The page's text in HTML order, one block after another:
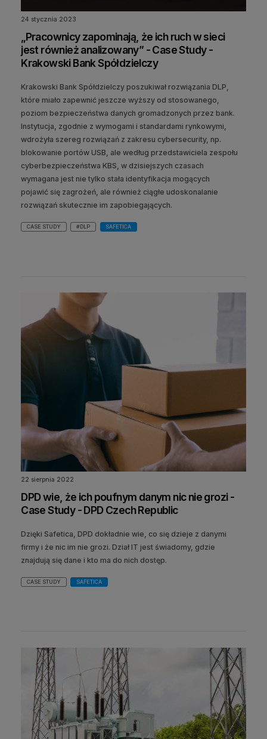
24 stycznia 2023
„Pracownicy zapominają, że ich ruch w sieci
jest również analizowany” - Case Study -
Krakowski Bank Spółdzielczy
Krakowski Bank Spółdzielczy poszukiwał rozwiązania DLP,
które miało zapewnić jeszcze wyższy od stosowanego,
poziom bezpieczeństwa danych gromadzonych przez bank.
Instytucja, zgodnie z wymogami i standardami rynkowymi,
wdrożyła szereg rozwiązań z zakresu cybersecurity, np.
blokowanie portów USB, ale według przedstawiciela zespołu
cyberbezpieczeństwa KBS, w dzisiejszych czasach
wymagana jest nie tylko stała identyfikacja mogących
pojawić się zagrożeń, ale również ciągłe udoskonalanie
rozwiązań skutecznie im zapobiegających.
CASE STUDY #DLP SAFETICA
22 sierpnia 2022
DPD wie, że ich poufnym danym nic nie grozi -
Case Study - DPD Czech Republic
Dzięki Safetica, DPD dokładnie wie, co się dzieje z danymi
firmy i że nic im nie grozi. Dział IT jest świadomy, gdzie
znajdują się dane i kto ma do nich dostęp.
CASE STUDY SAFETICA